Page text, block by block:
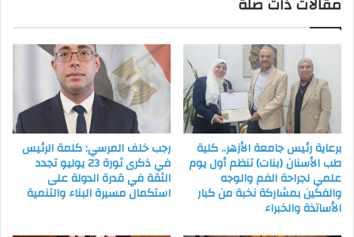
برعاية رئيس جامعة الأزهر.. كلية
طب الأسنان (بنات) تنظم أول يوم
علمي لجراحة الفم والوجه
والفكين بمشاركة نخبة من كبار
الأساتذة والخبراء
رجب خلف المرسي: كلمة الرئيس
في ذكرى ثورة 23 يوليو تجدد
الثقة في قدرة الدولة على
استكمال مسيرة البناء والتنمية